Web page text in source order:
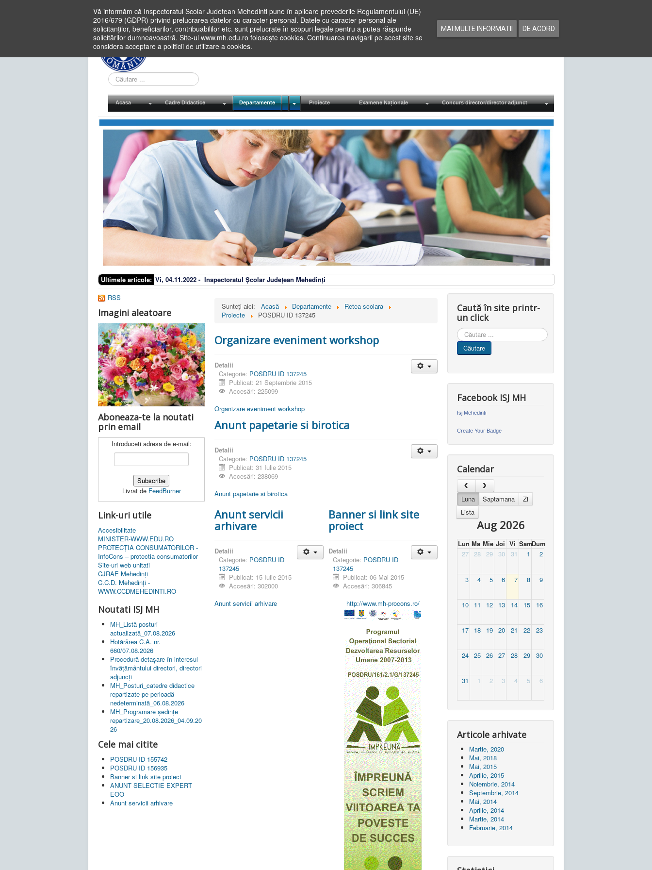
Vă informăm că Inspectoratul Scolar Judetean Mehedinti pune în aplicare prevederile Regulamentului (UE)
2016/679 (GDPR) privind prelucrarea datelor cu caracter personal. Datele cu caracter personal ale
solicitanților, beneficiarilor, contribuabililor etc. sunt prelucrate în scopuri legale pentru a putea răspunde
solicitărilor dumneavoastră. Site-ul www.mh.edu.ro folosește cookies. Continuarea navigarii pe acest site se
considera acceptare a politicii de utilizare a cookies.
MAI MULTE INFORMATII DE ACORD
Cauta
in
site
Acasa Cadre Didactice Departamente Proiecte Examene Naționale Concurs director/director adjunct
Ultimele articole: Vi, 04.11.2022 - Inspectoratul Școlar Județean Mehedinți
RSS
Imagini aleatoare
Aboneaza-te la noutati
prin email
Introduceti adresa de e-mail:
Livrat de FeedBurner
Link-uri utile
Accesibilitate
MINISTER-WWW.EDU.RO
PROTECȚIA CONSUMATORILOR -
InfoCons – protectia consumatorilor
Site-uri web unitati
CJRAE Mehedinți
C.C.D. Mehedinţi -
WWW.CCDMEHEDINTI.RO
Noutati ISJ MH
MH_Listă posturi
actualizată_07.08.2026
Hotărârea C.A. nr.
660/07.08.2026
Procedură detașare în interesul
învățământului directori, directori
adjuncți
MH_Posturi_catedre didactice
repartizate pe perioadă
nedeterminată_06.08.2026
MH_Programare ședințe
repartizare_20.08.2026_04.09.20
26
Cele mai citite
POSDRU ID 155742
POSDRU ID 156935
Banner si link site proiect
ANUNT SELECTIE EXPERT
EOO
Anunt servicii arhivare
Sunteți aici: Acasă Departamente
Retea scolara
Proiecte
POSDRU ID 137245
Organizare eveniment workshop
Detalii
Categorie: POSDRU ID 137245
Publicat: 21 Septembrie 2015
Accesări: 225099
Organizare eveniment workshop
Anunt papetarie si birotica
Detalii
Categorie: POSDRU ID 137245
Publicat: 31 Iulie 2015
Accesări: 238069
Anunt papetarie si birotica
Anunt servicii
arhivare
Detalii
Categorie: POSDRU ID
137245
Publicat: 15 Iulie 2015
Accesări: 302000
Anunt servicii arhivare
Banner si link site
proiect
Detalii
Categorie: POSDRU ID
137245
Publicat: 06 Mai 2015
Accesări: 306845
http://www.mh-procons.ro/
Caută în site printr-
un click
Cauta
in
site
Căutare
Facebook ISJ MH
Isj Mehedinti
Create Your Badge
Calendar
Luna Saptamana
Zi
Lista
Aug 2026
Lun Ma Mie Joi Vi SamDum
27
28 29 30 31 1 2
3 4 5 6 7 8 9
10 11 12 13 14 15 16
17 18 19 20 21 22 23
24 25 26 27 28 29 30
31 1 2 3 4 5 6
Articole arhivate
Martie, 2020
Mai, 2018
Mai, 2015
Aprilie, 2015
Noiembrie, 2014
Septembrie, 2014
Mai, 2014
Aprilie, 2014
Martie, 2014
Februarie, 2014